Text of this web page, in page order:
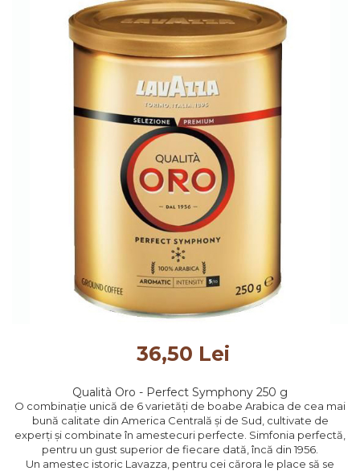
36,50 Lei
Qualità Oro - Perfect Symphony 250 g
O combinație unică de 6 varietăți de boabe Arabica de cea mai
bună calitate din America Centrală și de Sud, cultivate de
experți și combinate în amestecuri perfecte. Simfonia perfectă,
pentru un gust superior de fiecare dată, încă din 1956.
Un amestec istoric Lavazza, pentru cei cărora le place să se